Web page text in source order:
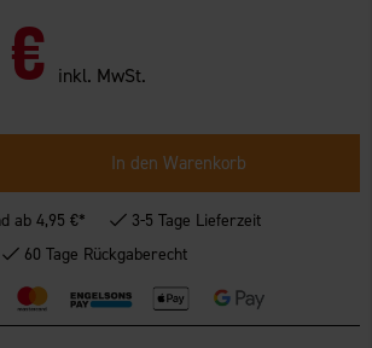
inkl. MwSt.
In den Warenkorb
ab 4,95 €*
3-5 Tage Lieferzeit
60 Tage Rückgaberecht